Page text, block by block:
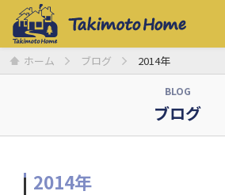
ホーム ブログ 2014年
BLOG
ブログ
2014年